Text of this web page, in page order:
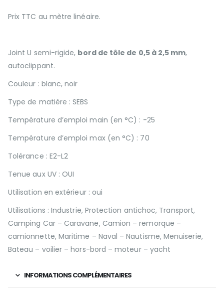
Prix TTC au mètre linéaire.
Joint U semi-rigide, bord de tôle de 0,5 à 2,5 mm,
autoclippant.
Couleur : blanc, noir
Type de matière : SEBS
Température d’emploi main (en °C) : -25
Température d’emploi max (en °C) : 70
Tolérance : E2-L2
Tenue aux UV : OUI
Utilisation en extérieur : oui
Utilisations : Industrie, Protection antichoc, Transport,
Camping Car – Caravane, Camion – remorque –
camionnette, Maritime – Naval – Nautisme, Menuiserie,
Bateau – voilier – hors-bord – moteur – yacht
INFORMATIONS COMPLÉMENTAIRES